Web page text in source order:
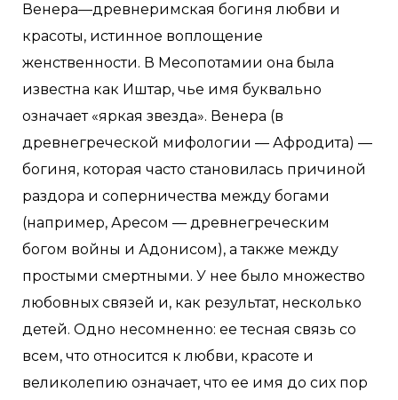
Венера—древнеримская богиня любви и
красоты, истинное воплощение
женственности. В Месопотамии она была
известна как Иштар, чье имя буквально
означает «яркая звезда». Венера (в
древнегреческой мифологии — Афродита) —
богиня, которая часто становилась причиной
раздора и соперничества между богами
(например, Аресом — древнегреческим
богом войны и Адонисом), а также между
простыми смертными. У нее было множество
любовных связей и, как результат, несколько
детей. Одно несомненно: ее тесная связь со
всем, что относится к любви, красоте и
великолепию означает, что ее имя до сих пор